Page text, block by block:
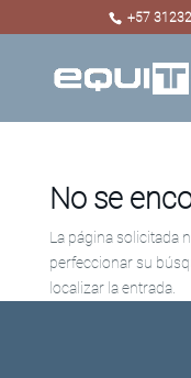
+57
No se
La página solicitada
perfeccionar su
localizar la entrada.